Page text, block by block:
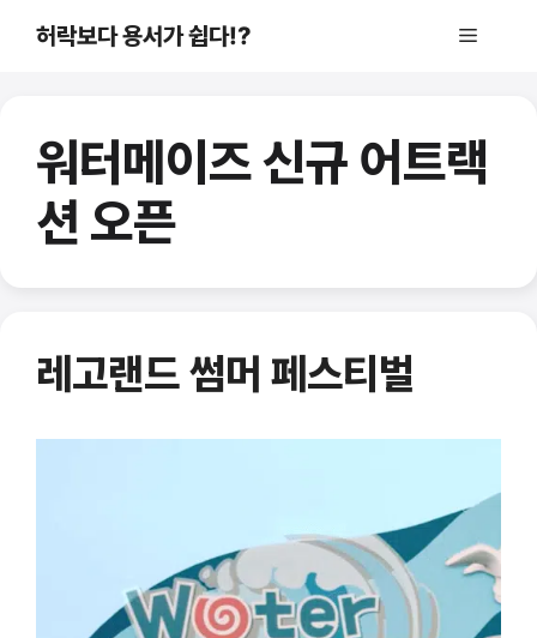
허락보다 용서가 쉽다!? 메
워터메이즈 신규 어트랙
션 오픈
레고랜드 썸머 페스티벌